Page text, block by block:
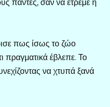
πάντες, σαν να έτρεμε η
πως ίσως το ζώο
πραγματικά έβλεπε. Το
να χτυπά ξανά